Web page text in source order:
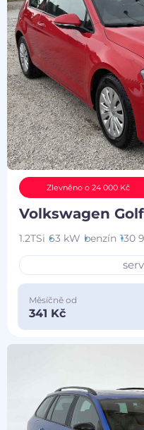
Zlevněno o 24 000 Kč
Volkswagen
1.2TSi 63 kW benzín 130
Měsíčně od
341 Kč